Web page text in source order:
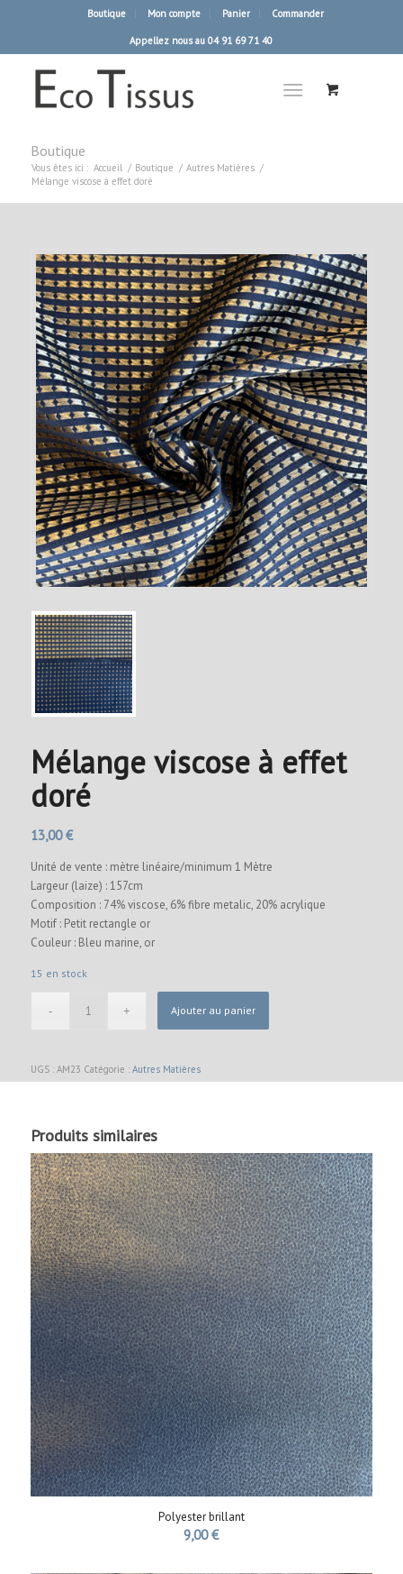
Boutique Mon compte Panier Commander
Appellez nous au 04 91 69 71 40
Boutique
Vous êtes ici : Accueil / Boutique / Autres Matières /
Mélange viscose à effet doré
Mélange viscose à effet
doré
13,00€
Unité de vente : mètre linéaire/minimum 1 Mètre
Largeur (laize) : 157cm
Composition : 74% viscose, 6% fibre metalic, 20% acrylique
Motif : Petit rectangle or
Couleur : Bleu marine, or
15 en stock
Ajouter au panier
UGS : AM23 Catégorie : Autres Matières
Produits similaires
Polyester brillant
9,00€